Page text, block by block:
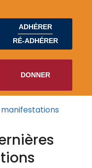
ADHÉRER
RÉ-ADHÉRER
DONNER